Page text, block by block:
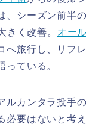
、シーズン前半
きく改善。 オー
へ旅行し、リフ
っている。
ルカンタラ投手
必要はないと考